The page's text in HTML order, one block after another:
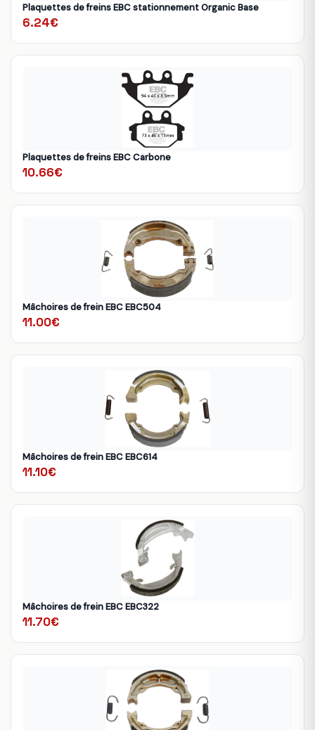
Plaquettes de freins EBC stationnement Organic Base
6.24€
Plaquettes de freins EBC Carbone
10.66€
Mâchoires de frein EBC EBC504
11.00€
Mâchoires de frein EBC EBC614
11.10€
Mâchoires de frein EBC EBC322
11.70€